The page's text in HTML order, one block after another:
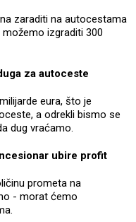
zaraditi na autocestama
izgraditi 300
za autoceste
eura, što je
a odrekli bismo se
dug vraćamo.
ubire profit
prometa na
- morat ćemo